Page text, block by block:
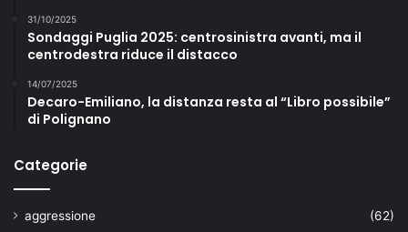
31/10/2025
Sondaggi Puglia 2025: centrosinistra avanti, ma il
centrodestra riduce il distacco
14/07/2025
Decaro-Emiliano, la distanza resta al “Libro possibile”
di Polignano
Categorie
aggressione
(62)